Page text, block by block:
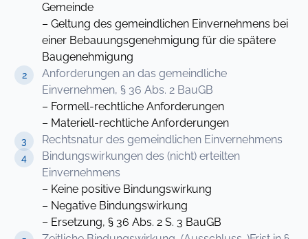
Gemeinde
– Geltung des gemeindlichen Einvernehmens bei
einer Bebauungsgenehmigung für die spätere
Baugenehmigung
Anforderungen an das gemeindliche
Einvernehmen, § 36 Abs. 2 BauGB
– Formell-rechtliche Anforderungen
– Materiell-rechtliche Anforderungen
Rechtsnatur des gemeindlichen Einvernehmens
Bindungswirkungen des (nicht) erteilten
Einvernehmens
– Keine positive Bindungswirkung
– Negative Bindungswirkung
– Ersetzung, § 36 Abs. 2 S. 3 BauGB